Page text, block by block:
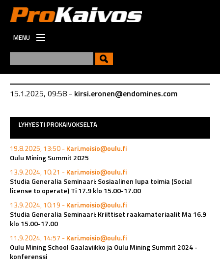
MENU
UUSI
TYÖPAIKAT
15.1.2025, 09:58 - kirsi.eronen@endomines.com
LYHYESTI PROKAIVOKSELTA
19.8.2025, 13:50 -Kari.moisio@oulu.fi
Oulu Mining Summit 2025
13.9.2024, 10:21 -Kari.moisio@oulu.fi
Studia Generalia Seminaari: Sosiaalinen lupa toimia (Social
license to operate) Ti 17.9 klo 15.00-17.00
13.9.2024, 10:19 -Kari.moisio@oulu.fi
Studia Generalia Seminaari: Kriittiset raakamateriaalit Ma 16.9
klo 15.00-17.00
11.9.2024, 14:57 -Kari.moisio@oulu.fi
Oulu Mining School Gaalaviikko ja Oulu Mining Summit 2024 -
konferenssi